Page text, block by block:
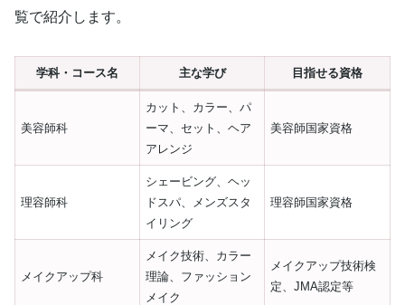
覧で紹介します。
学科・コース名 主な学び 目指せる資格
美容師科
カット、カラー、パ
ーマ、セット、ヘア
アレンジ
美容師国家資格
理容師科
シェービング、ヘッ
ドスパ、メンズスタ
イリング
理容師国家資格
メイクアップ科
メイク技術、カラー
理論、ファッション
メイク
メイクアップ技術検
定、JMA認定等